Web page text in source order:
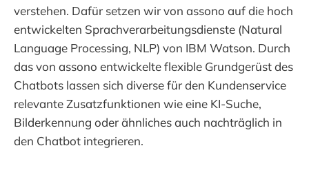
verstehen. Dafür setzen wir von assono auf die hoch
entwickelten Sprachverarbeitungsdienste (Natural
Language Processing, NLP) von IBM Watson. Durch
das von assono entwickelte flexible Grundgerüst des
Chatbots lassen sich diverse für den Kundenservice
relevante Zusatzfunktionen wie eine KI-Suche,
Bilderkennung oder ähnliches auch nachträglich in
den Chatbot integrieren.